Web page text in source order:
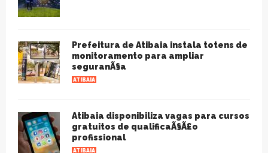
Prefeitura de Atibaia instala totens de
monitoramento para ampliar
seguranÃ§a
ATIBAIA
Atibaia disponibiliza vagas para cursos
gratuitos de qualificaÃ§Ã£o
profissional
ATIBAIA